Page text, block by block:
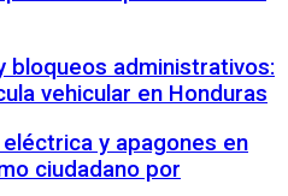
bloqueos administrativos:
vehicular en Honduras
y apagones en
ciudadano por